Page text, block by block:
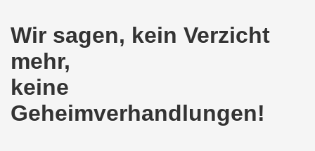
Wir sagen, kein Verzicht
mehr,
keine
Geheimverhandlungen!
Bewegung ruft auf am 17.02.2020 zur Demonstration
wird zum Tag X aufrufen
Montagsdemo-Bewegung in Gelsenkirchen ins Jahr